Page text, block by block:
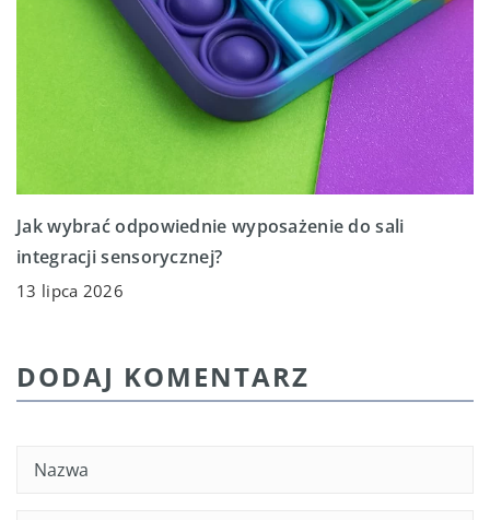
Jak wybrać odpowiednie wyposażenie do sali
integracji sensorycznej?
13 lipca 2026
DODAJ KOMENTARZ